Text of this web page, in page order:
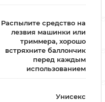
Распылите средство на
лезвия машинки или
триммера, хорошо
встряхните баллончик
перед каждым
использованием
Унисекс